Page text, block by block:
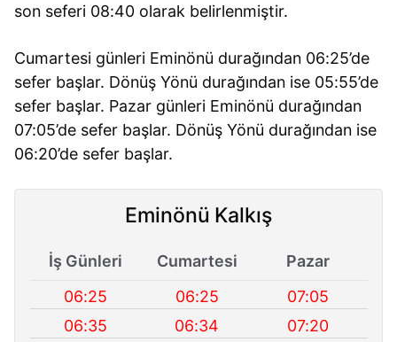
son seferi 08:40 olarak belirlenmiştir.
Cumartesi günleri Eminönü durağından 06:25’de
sefer başlar. Dönüş Yönü durağından ise 05:55’de
sefer başlar. Pazar günleri Eminönü durağından
07:05’de sefer başlar. Dönüş Yönü durağından ise
06:20’de sefer başlar.
Eminönü Kalkış
İş Günleri Cumartesi
Pazar
06:25
06:25
07:05
06:35
06:34
07:20